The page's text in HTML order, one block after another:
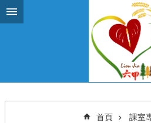
跳到主要內容區塊
首頁 課室